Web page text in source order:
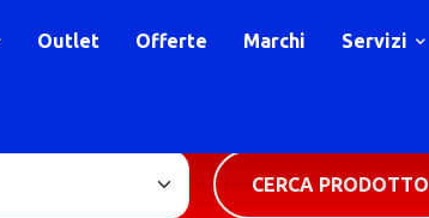
Outlet Offerte Marchi Servizi
CERCA PRODOTTO